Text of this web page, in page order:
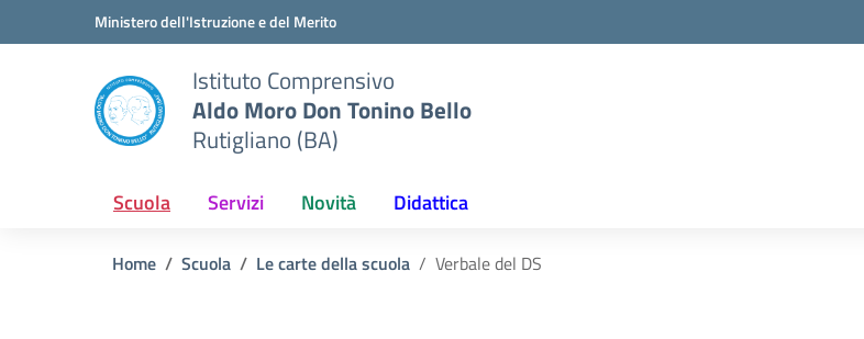
Vai ai contenuti
Vai al menu di navigazioneMinistero dell'Istruzione e del Merito
Istituto Comprensivo
Aldo Moro Don Tonino Bello
Rutigliano (BA)
Scuola Servizi Novità Didattica
Home Scuola Le carte della scuola Verbale del DS